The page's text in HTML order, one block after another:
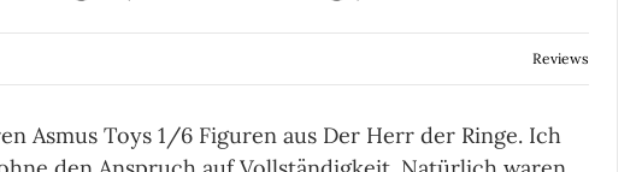
Reviews
Asmus Toys 1/6 Figuren aus Der Herr der Ringe. Ich